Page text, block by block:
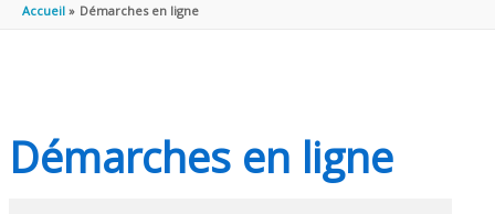
Accueil Démarches en ligne
Démarches en ligne